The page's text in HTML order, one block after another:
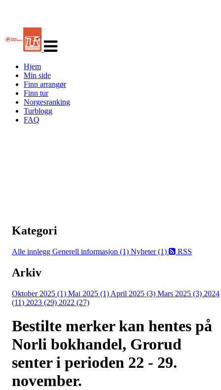
navigasjon
Hjem
Min side
Finn arrangør
Finn tur
Norgesranking
Turblogg
FAQ
Kategori
Alle innlegg Generell informasjon (1) Nyheter (1) RSS
Arkiv
Oktober 2025 (1) Mai 2025 (1) April 2025 (3) Mars 2025 (3) 2024
(11) 2023 (29) 2022 (27)
Bestilte merker kan hentes på
Norli bokhandel, Grorud
senter i perioden 22 - 29.
november.